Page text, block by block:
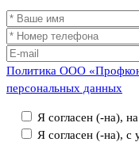
Политика ООО
персональных данных
Я согласен (-на),
Я согласен (-на),